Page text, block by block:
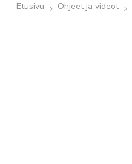
Etusivu Ohjeet ja videot